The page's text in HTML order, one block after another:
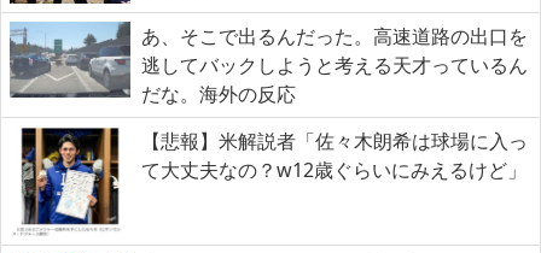
あ、そこで出るんだった。高速道路の出口を
逃してバックしようと考える天才っているん
だな。海外の反応
【悲報】米解説者「佐々木朗希は球場に入っ
て大丈夫なの？w12歳ぐらいにみえるけど」